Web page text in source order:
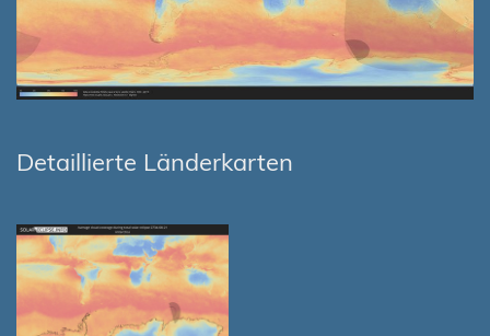
Detaillierte Länderkarten